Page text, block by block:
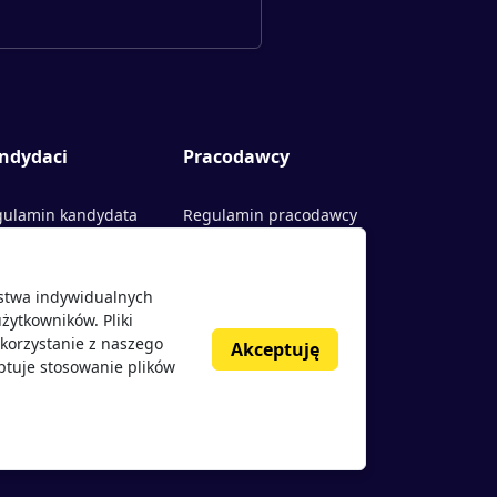
kandydata
o pracodawcach
Pracodawcy
Regulamin pracodawcy
indywidualnych
Pliki
z naszego
stosowanie plików
Akceptuję